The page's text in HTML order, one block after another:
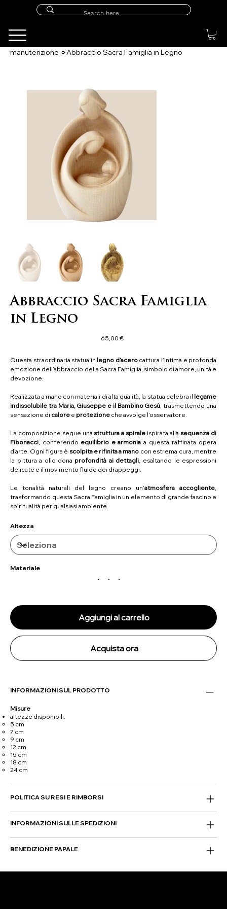
manutenzione >Abbraccio Sacra Famiglia in Legno
Abbraccio Sacra Famiglia
in Legno
Prezzo
65,00 €
Questa straordinaria statua in legno d’acero cattura l’intima e profonda
emozione dell’abbraccio della Sacra Famiglia, simbolo di amore, unità e
devozione.
Realizzata a mano con materiali di alta qualità, la statua celebra il legame
indissolubile tra Maria, Giuseppe e il Bambino Gesù, trasmettendo una
sensazione di calore e protezione che avvolge l’osservatore.
La composizione segue una struttura a spirale ispirata alla sequenza di
Fibonacci, conferendo equilibrio e armonia a questa raffinata opera
d’arte. Ogni figura è scolpita e rifinita a mano con estrema cura, mentre
la pittura a olio dona profondità ai dettagli, esaltando le espressioni
delicate e il movimento fluido dei drappeggi.
Le tonalità naturali del legno creano un’atmosfera accogliente,
trasformando questa Sacra Famiglia in un elemento di grande fascino e
spiritualità per qualsiasi ambiente.
Altezza
Materiale
Aggiungi al carrello
Acquista ora
INFORMAZIONI SUL PRODOTTO
Misure
altezze disponibili:
5 cm
7 cm
9 cm
12 cm
15 cm
18 cm
24 cm
POLITICA SU RESI E RIMBORSI
INFORMAZIONI SULLE SPEDIZIONI
BENEDIZIONE PAPALE